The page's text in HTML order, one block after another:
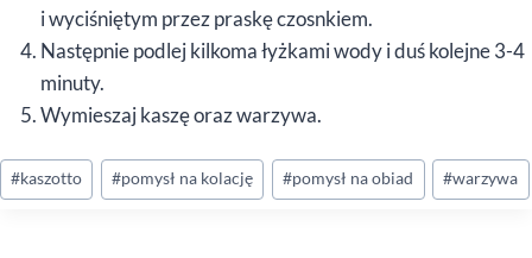
i wyciśniętym przez praskę czosnkiem.
Następnie podlej kilkoma łyżkami wody i duś kolejne 3-4
minuty.
Wymieszaj kaszę oraz warzywa.
Tagi
wpisu:
#kaszotto #pomysł na kolację #pomysł na obiad #warzywa